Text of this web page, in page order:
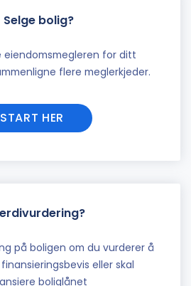
Selge bolig?
eiendomsmegleren for ditt
flere meglerkjeder.
START HER
på boligen om du vurderer å
eller skal
boliglånet